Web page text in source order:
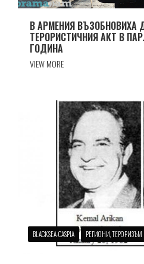
В АРМЕНИЯ ВЪЗОБНОВИХА
ТЕРОРИСТИЧНИЯ АКТ В
ГОДИНА
VIEW MORE
BLACKSEA-CASPIA РЕГИОНИ, ТЕРОРИЗЪМ